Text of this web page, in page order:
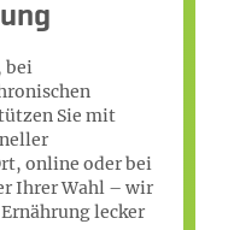
bei
Sie mit
online oder bei
Ihrer Wahl – wir
lecker